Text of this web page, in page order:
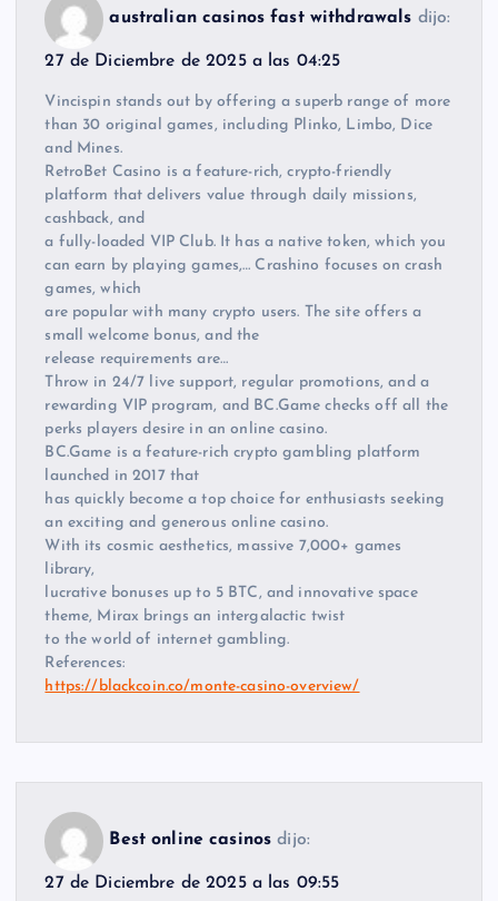
australian casinos fast withdrawals dijo:
27 de Diciembre de 2025 a las 04:25
Vincispin stands out by offering a superb range of more
than 30 original games, including Plinko, Limbo, Dice
and Mines.
RetroBet Casino is a feature-rich, crypto-friendly
platform that delivers value through daily missions,
cashback, and
a fully-loaded VIP Club. It has a native token, which you
can earn by playing games,… Crashino focuses on crash
games, which
are popular with many crypto users. The site offers a
small welcome bonus, and the
release requirements are…
Throw in 24/7 live support, regular promotions, and a
rewarding VIP program, and BC.Game checks off all the
perks players desire in an online casino.
BC.Game is a feature-rich crypto gambling platform
launched in 2017 that
has quickly become a top choice for enthusiasts seeking
an exciting and generous online casino.
With its cosmic aesthetics, massive 7,000+ games
library,
lucrative bonuses up to 5 BTC, and innovative space
theme, Mirax brings an intergalactic twist
to the world of internet gambling.
References:
https://blackcoin.co/monte-casino-overview/
Best online casinos dijo:
27 de Diciembre de 2025 a las 09:55